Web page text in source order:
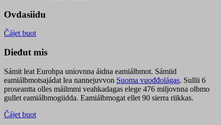
Ovdasiidu
Čájet buot
Dieđut mis
Sámit leat Eurohpa uniovnna áidna eamiálbmot. Sámiid
eamiálbmotsajádat lea nannejuvvon Suoma vuođđolágas. Sullii 6
proseantta olles máilmmi veahkadagas elege 476 miljovnna olbmo
gullet eamiálbmogiidda. Eamiálbmogat ellet 90 sierra riikkas.
Čájet buot